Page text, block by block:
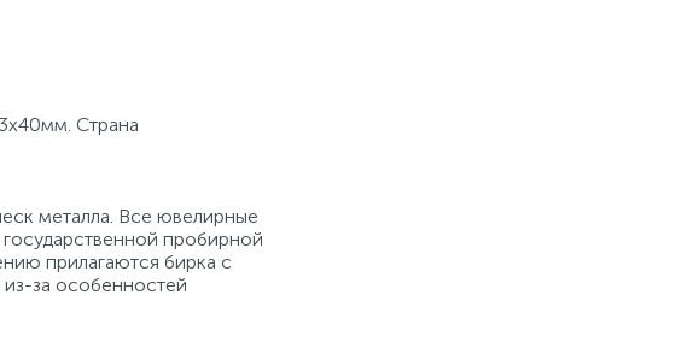
Страна
металла. Все ювелирные
пробирной
прилагаются бирка с
из-за особенностей